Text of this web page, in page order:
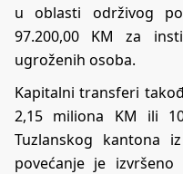
u oblasti održivog
97.200,00 KM za
ugroženih osoba.
Kapitalni transferi
2,15 miliona KM ili
Tuzlanskog kantona
povećanje je